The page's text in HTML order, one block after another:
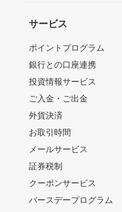
サービス
ポイントプログラム
銀行との口座連携
投資情報サービス
ご入金・ご出金
外貨決済
お取引時間
メールサービス
証券税制
クーポンサービス
バースデープログラム